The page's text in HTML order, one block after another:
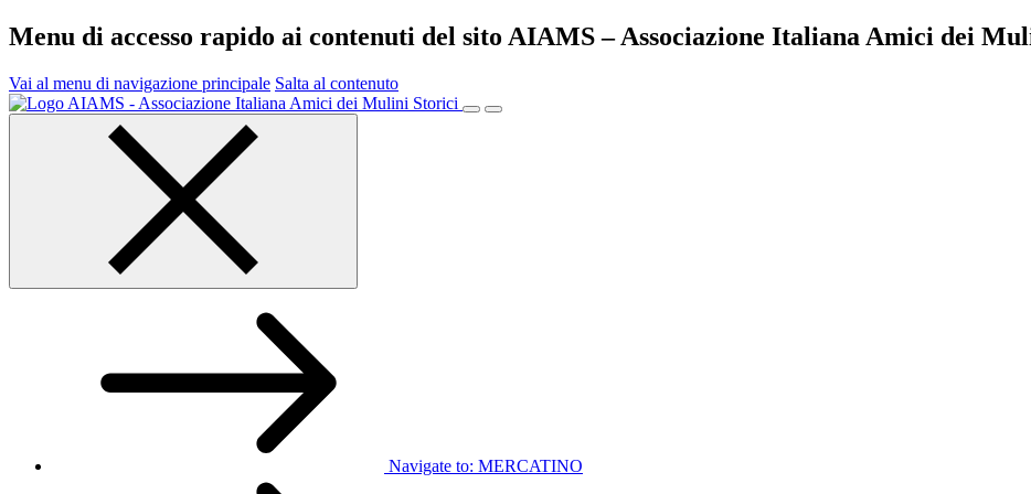
Menu di accesso rapido ai contenuti del sito AIAMS – Associazione Italiana Amici dei
Vai al menu di navigazione principale Salta al contenuto
Menu
principale
Navigate to: MERCATINO